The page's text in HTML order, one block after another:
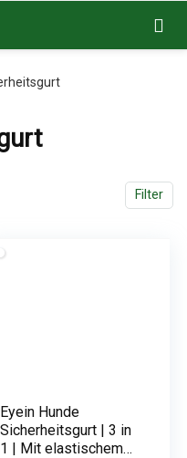
Filter
Eyein Hunde
Sicherheitsgurt | 3 in
1 | Mit elastischem